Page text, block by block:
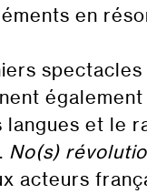
en
spectacles
langues et le
No(s)
acteurs